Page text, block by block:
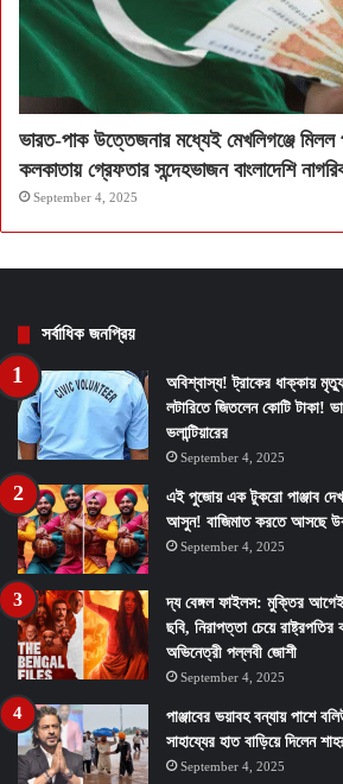
ভারত-পাক উত্তেজনার মধ্যেই মেখলিগঞ্জে মিলল
কলকাতায় গ্রেফতার সন্দেহভাজন বাংলাদেশি
September 4, 2025
সর্বাধিক জনপ্রিয়
অবিশ্বাস্য! ট্রাকের ধাক্কায়
লটারিতে জিতলেন কোটি টাকা!
ভলান্টিয়ারের
September 4, 2025
এই পুজোয় এক টুকরো পাঞ্জাব
আসুন! বাজিমাত করতে আসছে
September 4, 2025
দ্য বেঙ্গল ফাইলস: মুক্তির আগেই
ছবি, নিরাপত্তা চেয়ে রাষ্ট্রপতির
অভিনেত্রী পল্লবী জোশী
September 4, 2025
পাঞ্জাবের ভয়াবহ বন্যায় পাশে
সাহায্যের হাত বাড়িয়ে দিলেন
September 4, 2025